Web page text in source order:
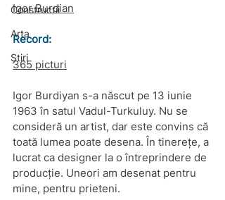
Constructii
Arta
Știri
Igor Burdian
Record:
365 picturi
Igor Burdiyan s-a născut pe 13 iunie
1963 în satul Vadul-Turkuluy. Nu se
consideră un artist, dar este convins că
toată lumea poate desena. În tinerețe, a
lucrat ca designer la o întreprindere de
producție. Uneori am desenat pentru
mine, pentru prieteni.